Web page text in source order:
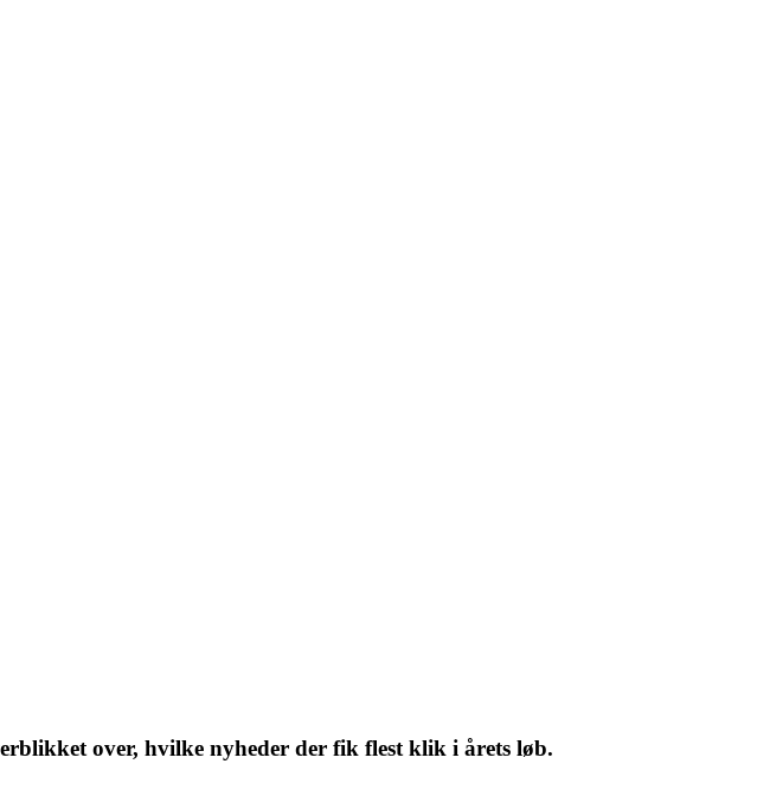
over, hvilke nyheder der fik flest klik i årets løb.